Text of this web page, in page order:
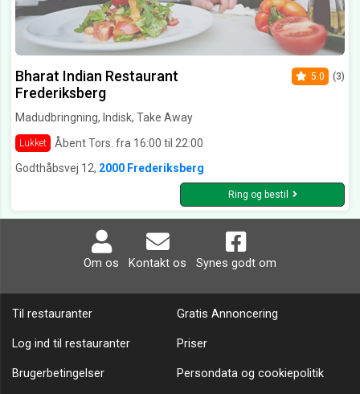
Bharat Indian Restaurant
Frederiksberg
Madudbringning, Indisk, Take Away
Lukket Åbent Tors. fra 16:00 til 22:00
5.0 (3)
Godthåbsvej 12, 2000 Frederiksberg
Ring og bestil
Om os Kontakt os Synes godt om
Til restauranter Gratis Annoncering
Log ind til restauranter Priser
Brugerbetingelser Persondata og cookiepolitik